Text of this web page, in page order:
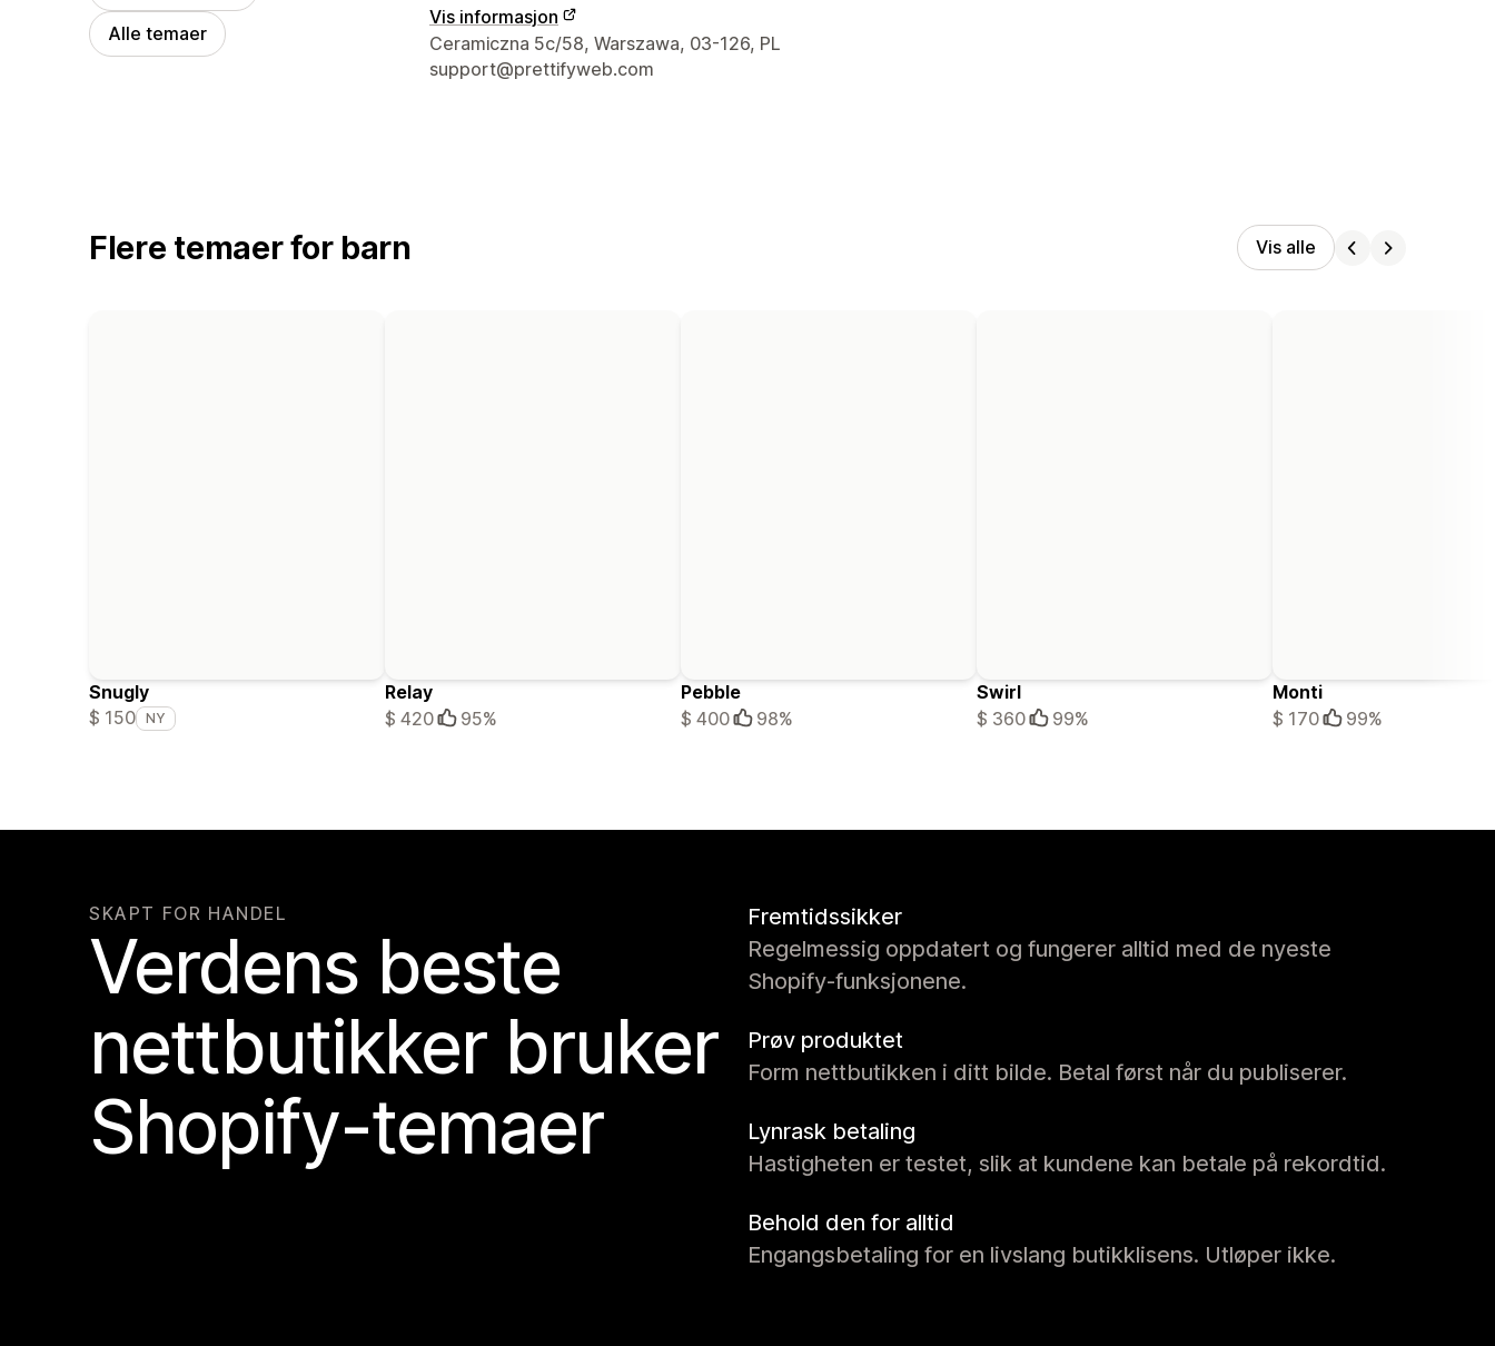
Alle temaer
Vis informasjon
Designerens kontaktinfo
Ceramiczna 5c/58, Warszawa, 03-126, PL
support@prettifyweb.com
Flere temaer for barn Vis alle
Snugly
$ 150 NY
Relay
$ 420
95%
Pebble
$ 400
98%
Swirl
$ 360
99%
Monti
$ 170
99%
SKAPT FOR HANDEL
Verdens beste
nettbutikker bruker
Shopify-temaer
Fremtidssikker
Regelmessig oppdatert og fungerer alltid med de nyeste
Shopify-funksjonene.
Prøv produktet
Form nettbutikken i ditt bilde. Betal først når du publiserer.
Lynrask betaling
Hastigheten er testet, slik at kundene kan betale på rekordtid.
Behold den for alltid
Engangsbetaling for en livslang butikklisens. Utløper ikke.